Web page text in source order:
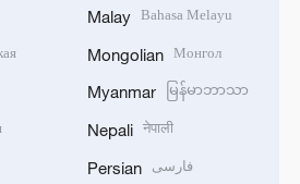
Malay Bahasa Melayu
Mongolian Монгол
Myanmar မြန်မာဘာသာ
Nepali नेपाली
Persian فارسی